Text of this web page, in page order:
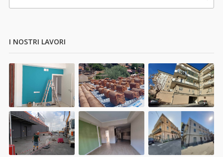
I NOSTRI LAVORI